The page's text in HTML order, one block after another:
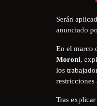
Serán
anunciado
En el marco
Moroni,
los
Tras